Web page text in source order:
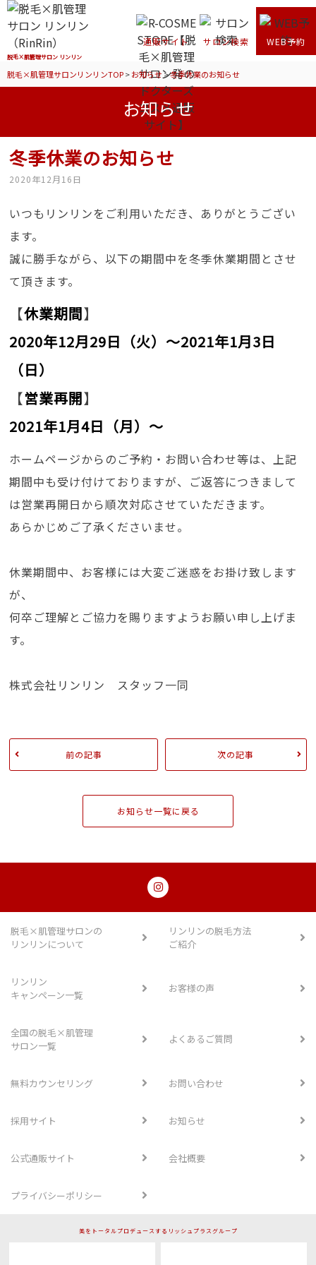
脱毛×肌管理サロン リンリン
通販サイト サロン検索 WEB予約
脱毛×肌管理サロンリンリンTOP>お知らせ>冬季休業のお知らせ
お知らせ
冬季休業のお知らせ
2020年12月16日
いつもリンリンをご利用いただき、ありがとうござい
ます。
誠に勝手ながら、以下の期間中を冬季休業期間とさせ
て頂きます。
【休業期間】
2020年12月29日（火）～2021年1月3日
（日）
【営業再開】
2021年1月4日（月）〜
ホームページからのご予約・お問い合わせ等は、上記
期間中も受け付けておりますが、ご返答につきまして
は営業再開日から順次対応させていただきます。
あらかじめご了承くださいませ。
休業期間中、お客様には大変ご迷惑をお掛け致します
が、
何卒ご理解とご協力を賜りますようお願い申し上げま
す。
株式会社リンリン スタッフ一同
前の記事 次の記事
お知らせ一覧に戻る
脱毛×肌管理サロンの
リンリンについて
リンリンの脱毛方法
ご紹介
リンリン
キャンペーン一覧
お客様の声
全国の脱毛×肌管理
サロン一覧
よくあるご質問
無料カウンセリング お問い合わせ
採用サイト お知らせ
公式通販サイト 会社概要
プライバシーポリシー
美をトータルプロデュースするリッシュプラスグループ